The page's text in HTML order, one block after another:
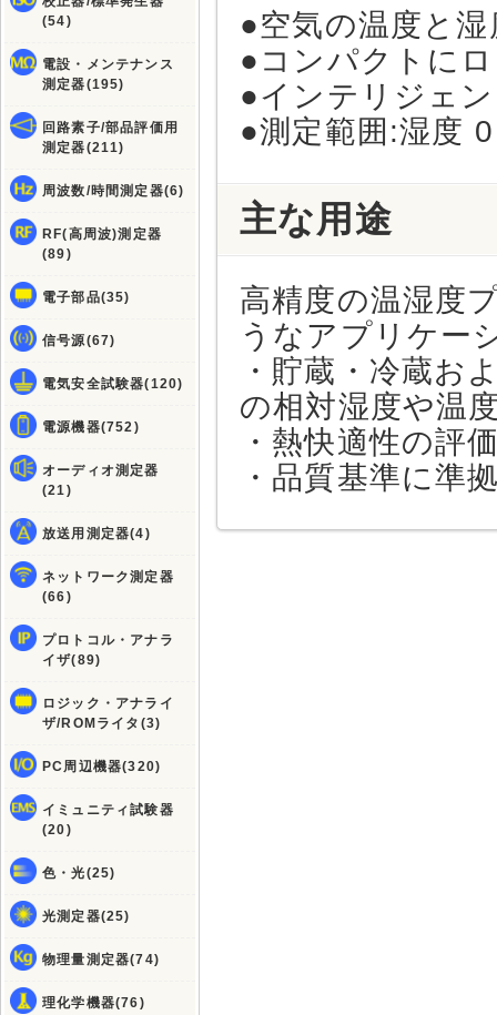
(54)
電設・メンテナンス
測定器(195)
回路素子/部品評価用
測定器(211)
周波数/時間測定器(6)
RF(高周波)測定器
(89)
電子部品(35)
信号源(67)
電気安全試験器(120)
電源機器(752)
オーディオ測定器
(21)
放送用測定器(4)
ネットワーク測定器
(66)
プロトコル・アナラ
イザ(89)
ロジック・アナライ
ザ/ROMライタ(3)
PC周辺機器(320)
イミュニティ試験器
(20)
色・光(25)
光測定器(25)
物理量測定器(74)
理化学機器(76)
●空気の温度と
●コンパクトに
●インテリジェ
●測定範囲:湿度
主な用途
高精度の温湿度
うなアプリケー
・貯蔵・冷蔵お
の相対湿度や温
・熱快適性の評
・品質基準に準